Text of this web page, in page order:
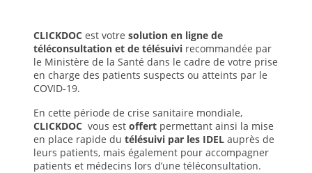
CLICKDOC est votre solution en ligne de
téléconsultation et de télésuivi recommandée par
le Ministère de la Santé dans le cadre de votre prise
en charge des patients suspects ou atteints par le
COVID-19.
En cette période de crise sanitaire mondiale,
CLICKDOC vous est offert permettant ainsi la mise
en place rapide du télésuivi par les IDEL auprès de
leurs patients, mais également pour accompagner
patients et médecins lors d’une téléconsultation.